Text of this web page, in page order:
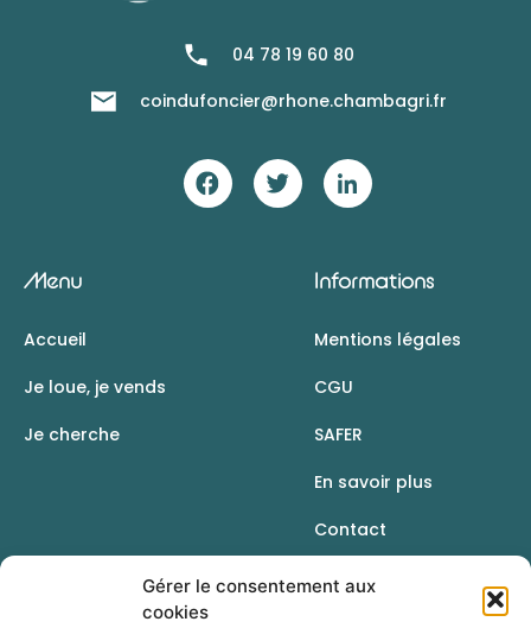
Gérer le consentement aux
cookies
04 78 19 60 80
coindufoncier@rhone.chambagri.fr
Menu
Accueil
Je loue, je vends
Je cherche
Informations
Mentions légales
CGU
SAFER
En savoir plus
Contact